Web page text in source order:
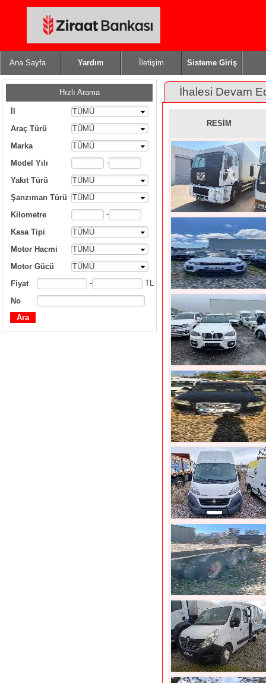
Ana Sayfa Yardım İletişim Sisteme Giriş
Hızlı Arama
TÜMÜ
Araç Türü
TÜMÜ
Marka
TÜMÜ
Model Yılı
-
Yakıt Türü
TÜMÜ
Şanzıman Türü
TÜMÜ
Kilometre
-
Kasa Tipi
TÜMÜ
Motor Hacmi
TÜMÜ
Motor Gücü
TÜMÜ
Fiyat
- TL
No
İhalesi Devam
RESİM